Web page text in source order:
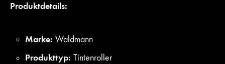
Produktdetails:
Marke: Waldmann
Produkttyp: Tintenroller